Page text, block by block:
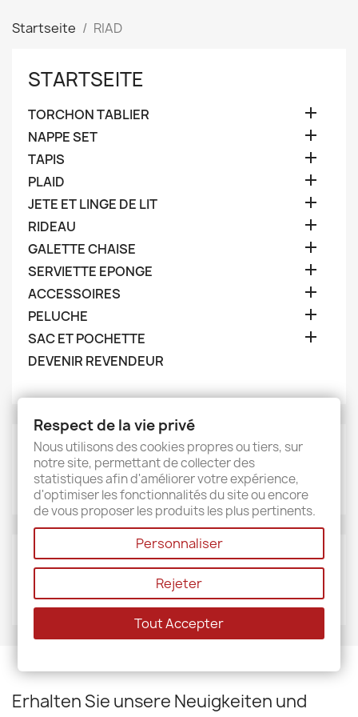
Startseite RIAD
STARTSEITE
TORCHON TABLIER 
NAPPE SET 
TAPIS 
PLAID 
JETE ET LINGE DE LIT 
RIDEAU 
GALETTE CHAISE 
SERVIETTE EPONGE 
ACCESSOIRES 
PELUCHE 
SAC ET POCHETTE 
DEVENIR REVENDEUR
MARKEN
Sud étoffe
LIEFERANTEN
Erhalten Sie unsere Neuigkeiten und
Respect de la vie privé
Nous utilisons des cookies propres ou tiers, sur
notre site, permettant de collecter des
statistiques afin d'améliorer votre expérience,
d'optimiser les fonctionnalités du site ou encore
de vous proposer les produits les plus pertinents.
Personnaliser
Rejeter
Tout Accepter